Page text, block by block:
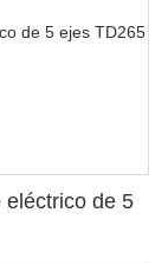
eléctrico de 5